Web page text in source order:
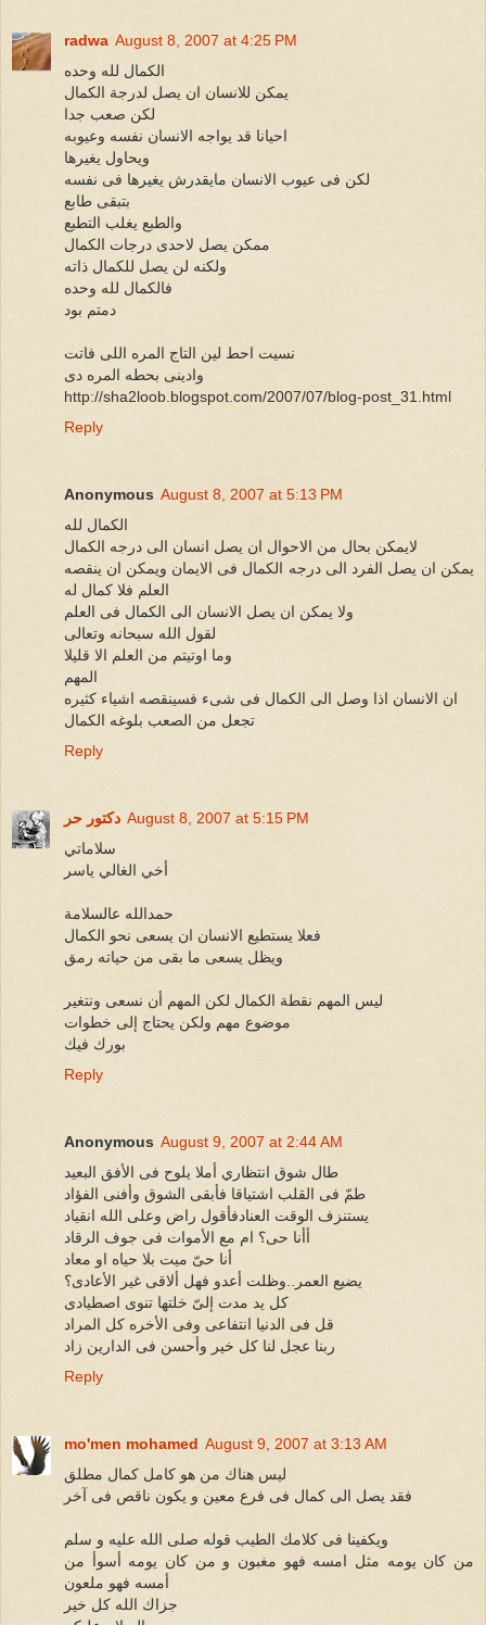
radwa August 8, 2007 at 4:25 PM
الكمال لله وحده
يمكن للانسان ان يصل لدرجة الكمال
لكن صعب جدا
احيانا قد يواجه الانسان نفسه وعيوبه
ويحاول يغيرها
لكن فى عيوب الانسان مايقدرش يغيرها فى نفسه
بتبقى طابع
والطبع يغلب التطبع
ممكن يصل لاحدى درجات الكمال
ولكنه لن يصل للكمال ذاته
فالكمال لله وحده
دمتم بود
نسيت احط لين التاج المره اللى فاتت
وادينى بحطه المره دى
http://sha2loob.blogspot.com/2007/07/blog-post_31.html
Reply
Anonymous August 8, 2007 at 5:13 PM
الكمال لله
لايمكن بحال من الاحوال ان يصل انسان الى درجه الكمال
يمكن ان يصل الفرد الى درجه الكمال فى الايمان ويمكن ان ينقصه
العلم فلا كمال له
ولا يمكن ان يصل الانسان الى الكمال فى العلم
لقول الله سبحانه وتعالى
وما اوتيتم من العلم الا قليلا
المهم
ان الانسان اذا وصل الى الكمال فى شىء فسينقصه اشياء كثيره
تجعل من الصعب بلوغه الكمال
Reply
دكتور حر August 8, 2007 at 5:15 PM
سلاماتي
أخي الغالي ياسر
حمدالله عالسلامة
فعلا يستطيع الانسان ان يسعى نحو الكمال
ويظل يسعى ما بقى من حياته رمق
ليس المهم نقطة الكمال لكن المهم أن نسعى ونتغير
موضوع مهم ولكن يحتاج إلى خطوات
بورك فيك
Reply
Anonymous August 9, 2007 at 2:44 AM
طال شوق انتظاري أملا يلوح فى الأفق البعيد
طمّ فى القلب اشتياقا فأبقى الشوق وأفنى الفؤاد
يستنزف الوقت العنادفأقول راض وعلى الله انقياد
أأنا حى؟ ام مع الأموات فى جوف الرقاد
أنا حىّ ميت بلا حياه او معاد
يضيع العمر..وظلت أعدو فهل ألاقى غير الأعادى؟
كل يد مدت إلىّ خلتها تنوى اصطيادى
قل فى الدنيا انتفاعى وفى الأخره كل المراد
ربنا عجل لنا كل خير وأحسن فى الدارين زاد
Reply
mo'men mohamed August 9, 2007 at 3:13 AM
ليس هناك من هو كامل كمال مطلق
فقد يصل الى كمال فى فرع معين و يكون ناقص فى آخر
ويكفينا فى كلامك الطيب قوله صلى الله عليه و سلم
من كان يومه مثل امسه فهو مغبون و من كان يومه أسوأ من
أمسه فهو ملعون
جزاك الله كل خير